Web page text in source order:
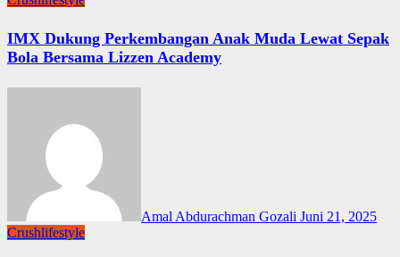
IMX Dukung Perkembangan Anak Muda Lewat Sepak
Bola Bersama Lizzen Academy
Amal Abdurachman Gozali Juni 21, 2025
Crushlifestyle